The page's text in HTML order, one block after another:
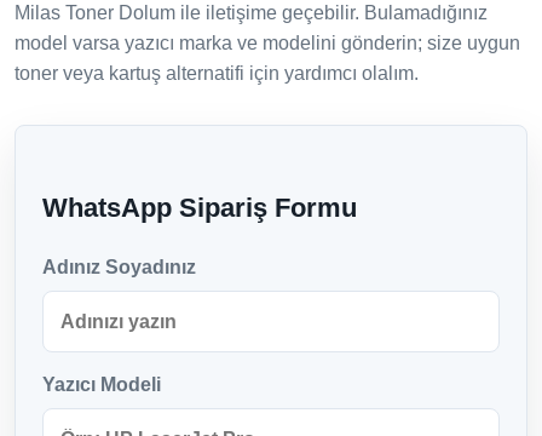
Milas Toner Dolum ile iletişime geçebilir. Bulamadığınız
model varsa yazıcı marka ve modelini gönderin; size uygun
toner veya kartuş alternatifi için yardımcı olalım.
WhatsApp Sipariş Formu
Adınız Soyadınız
Yazıcı Modeli